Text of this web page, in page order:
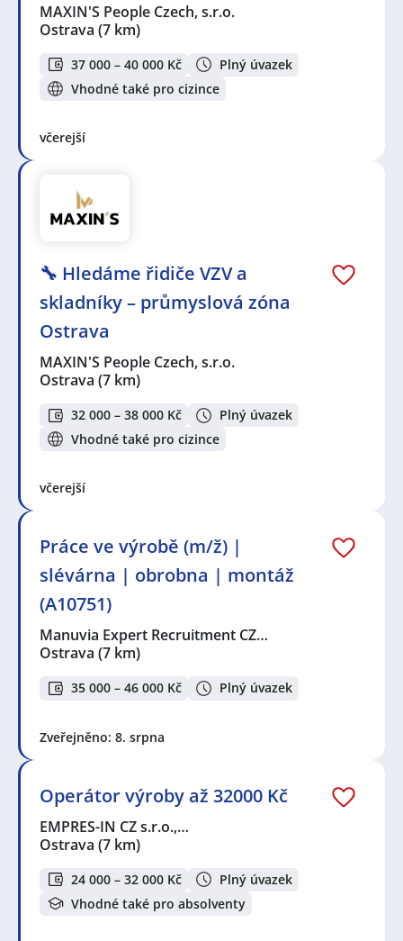
MAXIN'S People Czech, s.r.o.
Ostrava (7 km)
37 000 – 40 000 Kč
Plný úvazek
Vhodné také pro cizince
včerejší
🔧 Hledáme řidiče VZV a
skladníky – průmyslová zóna
Ostrava
MAXIN'S People Czech, s.r.o.
Ostrava (7 km)
32 000 – 38 000 Kč
Plný úvazek
Vhodné také pro cizince
včerejší
Práce ve výrobě (m/ž) |
slévárna | obrobna | montáž
(A10751)
Manuvia Expert Recruitment CZ…
Ostrava (7 km)
35 000 – 46 000 Kč Plný úvazek
Zveřejněno: 8. srpna
Operátor výroby až 32000 Kč
EMPRES-IN CZ s.r.o.,…
Ostrava (7 km)
24 000 – 32 000 Kč
Plný úvazek
Vhodné také pro absolventy